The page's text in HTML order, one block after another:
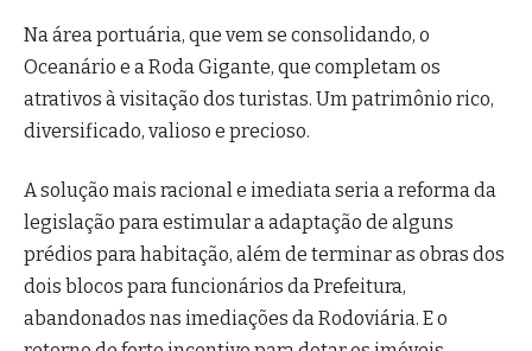
Na área portuária, que vem se consolidando, o
Oceanário e a Roda Gigante, que completam os
atrativos à visitação dos turistas. Um patrimônio rico,
diversificado, valioso e precioso.
A solução mais racional e imediata seria a reforma da
legislação para estimular a adaptação de alguns
prédios para habitação, além de terminar as obras dos
dois blocos para funcionários da Prefeitura,
abandonados nas imediações da Rodoviária. E o